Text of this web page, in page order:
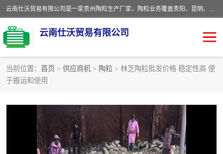
云南仕沃贸易有限公司是一家贵州陶粒生产厂家，陶粒业务覆盖贵阳、昆明、四川、云南、重庆等区域。批发贵阳陶粒、昆明陶粒、四川陶粒、云南陶粒、重庆陶粒，服务热线：*。仕沃贸易建材致力于建筑产业化、绿色建筑体系、产品和系统应用解决方案的企业。研发生产、销售和推广绿色建筑体系、建筑产业化体系的各种环保建筑产品。
云南仕沃贸易有限公司
当前位置： 首页 > 供应商机 > 陶粒 > 林芝陶粒批发价格 稳定性高 便
于搬运和使用
陶粒
园林绿化陶粒 生物陶粒
陶粒砂 粘土陶粒